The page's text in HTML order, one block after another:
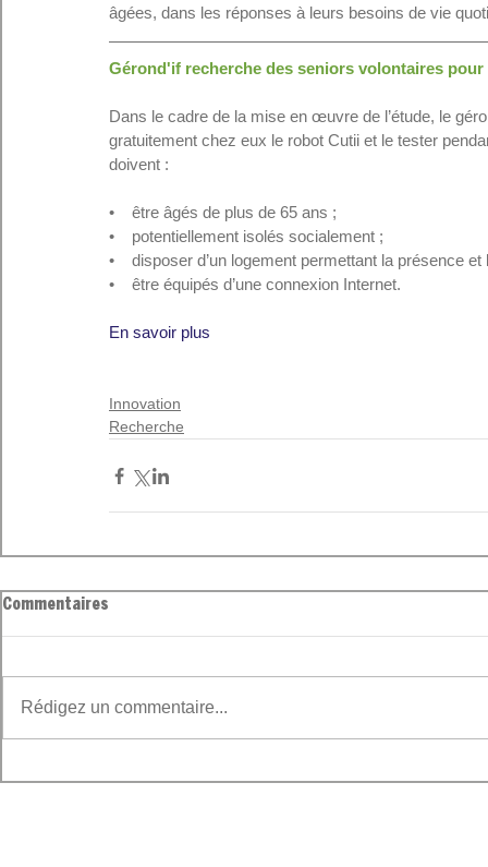
âgées, dans les réponses à leurs besoins de vie
Gérond'if recherche des seniors volontaires
Dans le cadre de la mise en œuvre de l’étude, le
gratuitement chez eux le robot Cutii et le tester
doivent :
•    être âgés de plus de 65 ans ;
•    potentiellement isolés socialement ;
•    disposer d’un logement permettant la présence
•    être équipés d’une connexion Internet.
En savoir plus
Innovation
Recherche
Commentaires
Rédigez un commentaire...